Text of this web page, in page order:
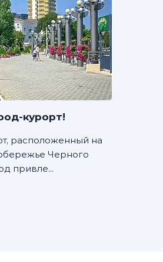
курорт!
расположенный на
Черного
привле...